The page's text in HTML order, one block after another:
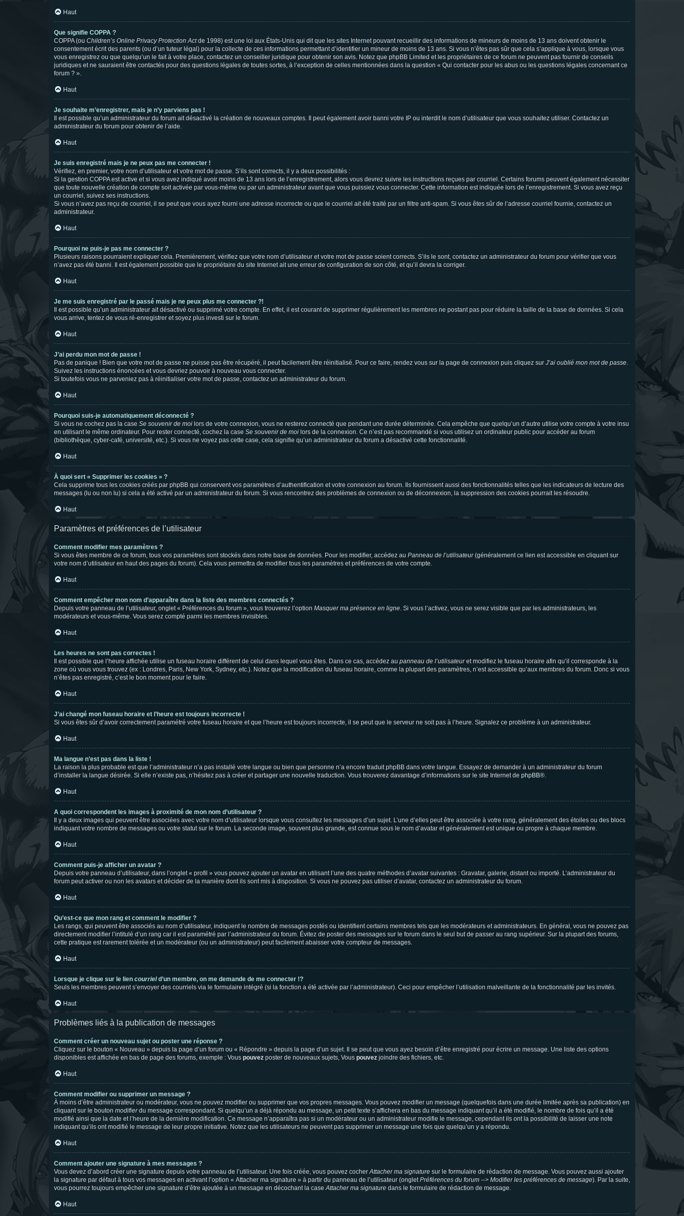
Haut
Que signifie COPPA ?
COPPA (ou Children’s Online Privacy Protection Actde 1998) est une loi aux États-Unis qui dit que les sites Internet pouvant recueillir des informations de mineurs de moins de 13 ans doivent obtenir le
consentement écrit des parents (ou d’un tuteur légal) pour la collecte de ces informations permettant d’identifier un mineur de moins de 13 ans. Si vous n’êtes pas sûr que cela s’applique à vous, lorsque vous
vous enregistrez ou que quelqu’un le fait à votre place, contactez un conseiller juridique pour obtenir son avis. Notez que phpBB Limited et les propriétaires de ce forum ne peuvent pas fournir de conseils
juridiques et ne sauraient être contactés pour des questions légales de toutes sortes, à l’exception de celles mentionnées dans la question « Qui contacter pour les abus ou les questions légales concernant ce
forum ? ».
Haut
Je souhaite m’enregistrer, mais je n’y parviens pas !
Il est possible qu’un administrateur du forum ait désactivé la création de nouveaux comptes. Il peut également avoir banni votre IP ou interdit le nom d’utilisateur que vous souhaitez utiliser. Contactez un
administrateur du forum pour obtenir de l’aide.
Haut
Je suis enregistré mais je ne peux pas me connecter !
Vérifiez, en premier, votre nom d’utilisateur et votre mot de passe. S’ils sont corrects, il y a deux possibilités :
Si la gestion COPPA est active et si vous avez indiqué avoir moins de 13 ans lors de l’enregistrement, alors vous devrez suivre les instructions reçues par courriel. Certains forums peuvent également nécessiter
que toute nouvelle création de compte soit activée par vous-même ou par un administrateur avant que vous puissiez vous connecter. Cette information est indiquée lors de l’enregistrement. Si vous avez reçu
un courriel, suivez ses instructions.
Si vous n’avez pas reçu de courriel, il se peut que vous ayez fourni une adresse incorrecte ou que le courriel ait été traité par un filtre anti-spam. Si vous êtes sûr de l’adresse courriel fournie, contactez un
administrateur.
Haut
Pourquoi ne puis-je pas me connecter ?
Plusieurs raisons pourraient expliquer cela. Premièrement, vérifiez que votre nom d’utilisateur et votre mot de passe soient corrects. S’ils le sont, contactez un administrateur du forum pour vérifier que vous
n’avez pas été banni. Il est également possible que le propriétaire du site Internet ait une erreur de configuration de son côté, et qu’il devra la corriger.
Haut
Je me suis enregistré par le passé mais je ne peux plus me connecter ?!
Il est possible qu’un administrateur ait désactivé ou supprimé votre compte. En effet, il est courant de supprimer régulièrement les membres ne postant pas pour réduire la taille de la base de données. Si cela
vous arrive, tentez de vous ré-enregistrer et soyez plus investi sur le forum.
Haut
J’ai perdu mon mot de passe !
Pas de panique ! Bien que votre mot de passe ne puisse pas être récupéré, il peut facilement être réinitialisé. Pour ce faire, rendez vous sur la page de connexion puis cliquez sur J’ai oublié mon mot de passe.
Suivez les instructions énoncées et vous devriez pouvoir à nouveau vous connecter.
Si toutefois vous ne parveniez pas à réinitialiser votre mot de passe, contactez un administrateur du forum.
Haut
Pourquoi suis-je automatiquement déconnecté ?
Si vous ne cochez pas la case Se souvenir de moi lors de votre connexion, vous ne resterez connecté que pendant une durée déterminée. Cela empêche que quelqu’un d’autre utilise votre compte à votre insu
en utilisant le même ordinateur. Pour rester connecté, cochez la case Se souvenir de moi lors de la connexion. Ce n’est pas recommandé si vous utilisez un ordinateur public pour accéder au forum
(bibliothèque, cyber-café, université, etc.). Si vous ne voyez pas cette case, cela signifie qu’un administrateur du forum a désactivé cette fonctionnalité.
Haut
À quoi sert « Supprimer les cookies » ?
Cela supprime tous les cookies créés par phpBB qui conservent vos paramètres d’authentification et votre connexion au forum. Ils fournissent aussi des fonctionnalités telles que les indicateurs de lecture des
messages (lu ou non lu) si cela a été activé par un administrateur du forum. Si vous rencontrez des problèmes de connexion ou de déconnexion, la suppression des cookies pourrait les résoudre.
Haut
Paramètres et préférences de l’utilisateur
Comment modifier mes paramètres ?
Si vous êtes membre de ce forum, tous vos paramètres sont stockés dans notre base de données. Pour les modifier, accédez au Panneau de l’utilisateur(généralement ce lien est accessible en cliquant sur
votre nom d’utilisateur en haut des pages du forum). Cela vous permettra de modifier tous les paramètres et préférences de votre compte.
Haut
Comment empêcher mon nom d’apparaître dans la liste des membres connectés ?
Depuis votre panneau de l’utilisateur, onglet « Préférences du forum », vous trouverez l’option Masquer ma présence en ligne. Si vous l’activez, vous ne serez visible que par les administrateurs, les
modérateurs et vous-même. Vous serez compté parmi les membres invisibles.
Haut
Les heures ne sont pas correctes !
Il est possible que l’heure affichée utilise un fuseau horaire différent de celui dans lequel vous êtes. Dans ce cas, accédez au panneau de l’utilisateuret modifiez le fuseau horaire afin qu’il corresponde à la
zone où vous vous trouvez (ex : Londres, Paris, New York, Sydney, etc.). Notez que la modification du fuseau horaire, comme la plupart des paramètres, n’est accessible qu’aux membres du forum. Donc si vous
n’êtes pas enregistré, c’est le bon moment pour le faire.
Haut
J’ai changé mon fuseau horaire et l’heure est toujours incorrecte !
Si vous êtes sûr d’avoir correctement paramétré votre fuseau horaire et que l’heure est toujours incorrecte, il se peut que le serveur ne soit pas à l’heure. Signalez ce problème à un administrateur.
Haut
Ma langue n’est pas dans la liste !
La raison la plus probable est que l’administrateur n’a pas installé votre langue ou bien que personne n’a encore traduit phpBB dans votre langue. Essayez de demander à un administrateur du forum
d’installer la langue désirée. Si elle n’existe pas, n’hésitez pas à créer et partager une nouvelle traduction. Vous trouverez davantage d’informations sur le site Internet de phpBB®.
Haut
A quoi correspondent les images à proximité de mon nom d’utilisateur ?
Il y a deux images qui peuvent être associées avec votre nom d’utilisateur lorsque vous consultez les messages d’un sujet. L’une d’elles peut être associée à votre rang, généralement des étoiles ou des blocs
indiquant votre nombre de messages ou votre statut sur le forum. La seconde image, souvent plus grande, est connue sous le nom d’avatar et généralement est unique ou propre à chaque membre.
Haut
Comment puis-je afficher un avatar ?
Depuis votre panneau d’utilisateur, dans l’onglet « profil » vous pouvez ajouter un avatar en utilisant l’une des quatre méthodes d’avatar suivantes : Gravatar, galerie, distant ou importé. L’administrateur du
forum peut activer ou non les avatars et décider de la manière dont ils sont mis à disposition. Si vous ne pouvez pas utiliser d’avatar, contactez un administrateur du forum.
Haut
Qu’est-ce que mon rang et comment le modifier ?
Les rangs, qui peuvent être associés au nom d’utilisateur, indiquent le nombre de messages postés ou identifient certains membres tels que les modérateurs et administrateurs. En général, vous ne pouvez pas
directement modifier l’intitulé d’un rang car il est paramétré par l’administrateur du forum. Évitez de poster des messages sur le forum dans le seul but de passer au rang supérieur. Sur la plupart des forums,
cette pratique est rarement tolérée et un modérateur (ou un administrateur) peut facilement abaisser votre compteur de messages.
Haut
Lorsque je clique sur le lien courrield’un membre, on me demande de me connecter !?
Seuls les membres peuvent s’envoyer des courriels via le formulaire intégré (si la fonction a été activée par l’administrateur). Ceci pour empêcher l’utilisation malveillante de la fonctionnalité par les invités.
Haut
Problèmes liés à la publication de messages
Comment créer un nouveau sujet ou poster une réponse ?
Cliquez sur le bouton « Nouveau » depuis la page d’un forum ou « Répondre » depuis la page d’un sujet. Il se peut que vous ayez besoin d’être enregistré pour écrire un message. Une liste des options
disponibles est affichée en bas de page des forums, exemple : Vous pouvez poster de nouveaux sujets, Vous pouvez joindre des fichiers, etc.
Haut
Comment modifier ou supprimer un message ?
À moins d’être administrateur ou modérateur, vous ne pouvez modifier ou supprimer que vos propres messages. Vous pouvez modifier un message (quelquefois dans une durée limitée après sa publication) en
cliquant sur le bouton modifierdu message correspondant. Si quelqu’un a déjà répondu au message, un petit texte s’affichera en bas du message indiquant qu’il a été modifié, le nombre de fois qu’il a été
modifié ainsi que la date et l’heure de la dernière modification. Ce message n’apparaîtra pas si un modérateur ou un administrateur modifie le message, cependant ils ont la possibilité de laisser une note
indiquant qu’ils ont modifié le message de leur propre initiative. Notez que les utilisateurs ne peuvent pas supprimer un message une fois que quelqu’un y a répondu.
Haut
Comment ajouter une signature à mes messages ?
Vous devez d’abord créer une signature depuis votre panneau de l’utilisateur. Une fois créée, vous pouvez cocherAttacher ma signature sur le formulaire de rédaction de message. Vous pouvez aussi ajouter
la signature par défaut à tous vos messages en activant l’option « Attacher ma signature » à partir du panneau de l’utilisateur (ongletPréférences du forum --> Modifier les préférences de message). Par la suite,
vous pourrez toujours empêcher une signature d’être ajoutée à un message en décochant la caseAttacher ma signature dans le formulaire de rédaction de message.
Haut